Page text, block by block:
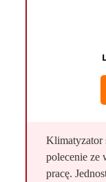
Klimatyzator
polecenie ze
pracę.